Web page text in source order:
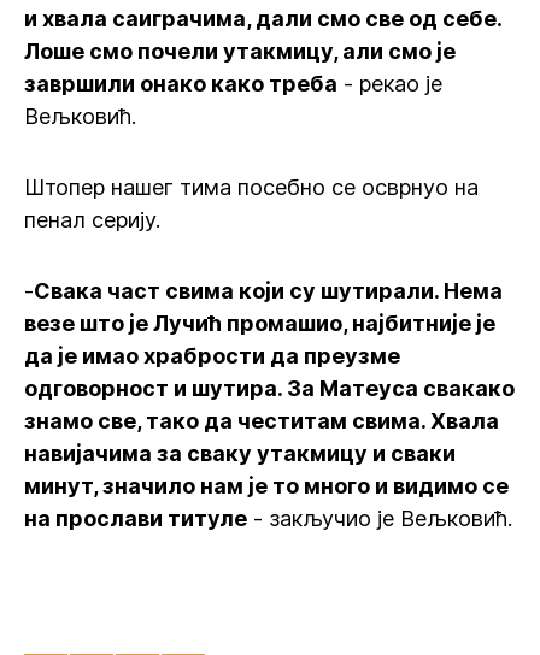
и хвала саиграчима, дали смо све од себе.
Лоше смо почели утакмицу, али смо је
завршили онако како треба - рекао је
Вељковић.
Штопер нашег тима посебно се осврнуо на
пенал серију.
-Свака част свима који су шутирали. Нема
везе што је Лучић промашио, најбитније је
да је имао храбрости да преузме
одговорност и шутира. За Матеуса свакако
знамо све, тако да честитам свима. Хвала
навијачима за сваку утакмицу и сваки
минут, значило нам је то много и видимо се
на прослави титуле - закључио је Вељковић.